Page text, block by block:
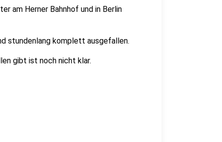
am Herner Bahnhof und in Berlin
stundenlang komplett ausgefallen.
gibt ist noch nicht klar.